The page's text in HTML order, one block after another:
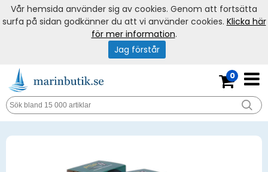
0
Vår hemsida använder sig av cookies. Genom att fortsätta
surfa på sidan godkänner du att vi använder cookies. Klicka här
för mer information.
Jag förstår